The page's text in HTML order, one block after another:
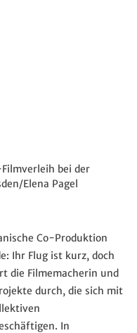
bei der
Elena Pagel
Co-Produktion
Ihr Flug ist kurz, doch
die Filmemacherin und
durch, die sich mit
In